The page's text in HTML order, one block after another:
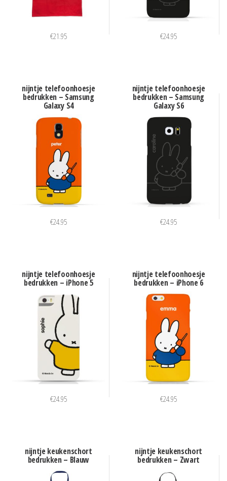
€21.95 €24.95
nijntje telefoonhoesje
bedrukken – Samsung
Galaxy S4
€24.95
nijntje telefoonhoesje
bedrukken – Samsung
Galaxy S6
€24.95
nijntje telefoonhoesje
bedrukken – iPhone 5
€24.95
nijntje telefoonhoesje
bedrukken – iPhone 6
€24.95
nijntje keukenschort
bedrukken – Blauw
nijntje keukenschort
bedrukken – Zwart